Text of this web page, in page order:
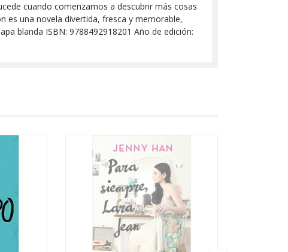
cuando comenzamos a descubrir más cosas
es una novela divertida, fresca y memorable,
blanda ISBN: 9788492918201 Año de edición: